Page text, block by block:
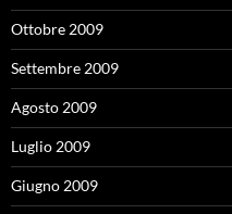
Ottobre 2009
Settembre 2009
Agosto 2009
Luglio 2009
Giugno 2009